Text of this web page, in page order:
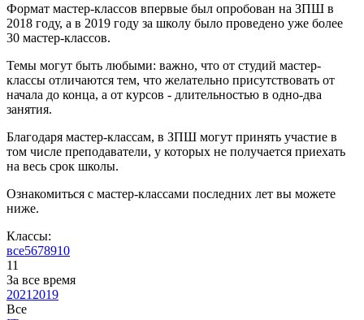
Формат мастер-классов впервые был опробован на ЗПШ в
2018 году, а в 2019 году за школу было проведено уже более
30 мастер-классов.
Темы могут быть любыми: важно, что от студий мастер-
классы отличаются тем, что желательно присутствовать от
начала до конца, а от курсов - длительностью в одно-два
занятия.
Благодаря мастер-классам, в ЗПШ могут принять участие в
том числе преподаватели, у которых не получается приехать
на весь срок школы.
Ознакомиться с мастер-классами последних лет вы можете
ниже.
Классы:
все5678910
11
За все время
2021 2019
Все